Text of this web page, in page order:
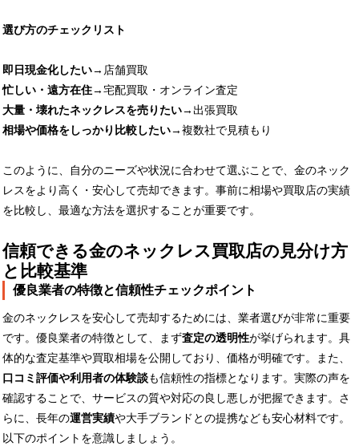
選び方のチェックリスト
即日現金化したい→店舗買取
忙しい・遠方在住→宅配買取・オンライン査定
大量・壊れたネックレスを売りたい→出張買取
相場や価格をしっかり比較したい→複数社で見積もり
このように、自分のニーズや状況に合わせて選ぶことで、金のネック
レスをより高く・安心して売却できます。事前に相場や買取店の実績
を比較し、最適な方法を選択することが重要です。
信頼できる金のネックレス買取店の見分け方
と比較基準
優良業者の特徴と信頼性チェックポイント
金のネックレスを安心して売却するためには、業者選びが非常に重要
です。優良業者の特徴として、まず査定の透明性が挙げられます。具
体的な査定基準や買取相場を公開しており、価格が明確です。また、
口コミ評価や利用者の体験談も信頼性の指標となります。実際の声を
確認することで、サービスの質や対応の良し悪しが把握できます。さ
らに、長年の運営実績や大手ブランドとの提携なども安心材料です。
以下のポイントを意識しましょう。